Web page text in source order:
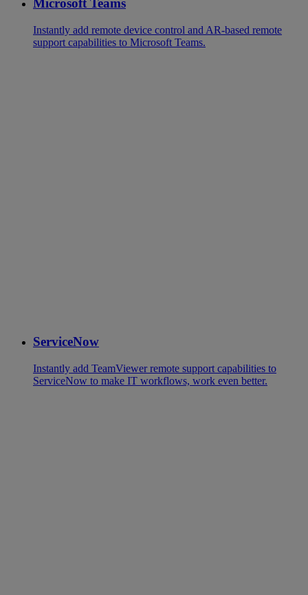
Microsoft Teams
Instantly add remote device control and AR-based remote
support capabilities to Microsoft Teams.
ServiceNow
Instantly add TeamViewer remote support capabilities to
ServiceNow to make IT workflows, work even better.